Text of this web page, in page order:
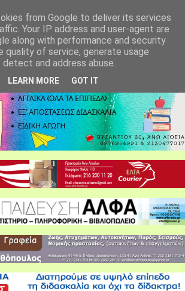
from Google to deliver its services
Your IP address and user-agent are
along with performance and security
quality of service, generate usage
and address abuse.
LEARN MORE GOT IT